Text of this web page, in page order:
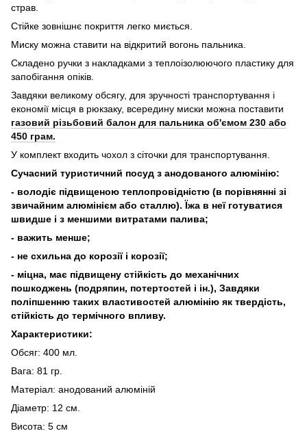
страв.
Стійке зовнішнє покриття легко миється.
Миску можна ставити на відкритий вогонь пальника.
Складено ручки з накладками з теплоізолюючого пластику для
запобігання опіків.
Завдяки великому обсягу, для зручності транспортування і
економії місця в рюкзаку, всередину миски можна поставити
газовий різьбовий балон для пальника об'ємом 230 або
450 грам.
У комплект входить чохол з сіточки для транспортування.
Сучасний туристичний посуд з анодованого алюмінію:
- володіє підвищеною теплопровідністю (в порівнянні зі
звичайним алюмінієм або сталлю). Їжа в неї готуватися
швидше і з меншими витратами палива;
- важить менше;
- не схильна до корозії і корозії;
- міцна, має підвищену стійкість до механічних
пошкоджень (подряпин, потертостей і ін.), Завдяки
поліпшенню таких властивостей алюмінію як твердість,
стійкість до термічного впливу.
Характеристики:
Обсяг: 400 мл.
Вага: 81 гр.
Матеріал: анодований алюміній
Діаметр: 12 см.
Висота: 5 см